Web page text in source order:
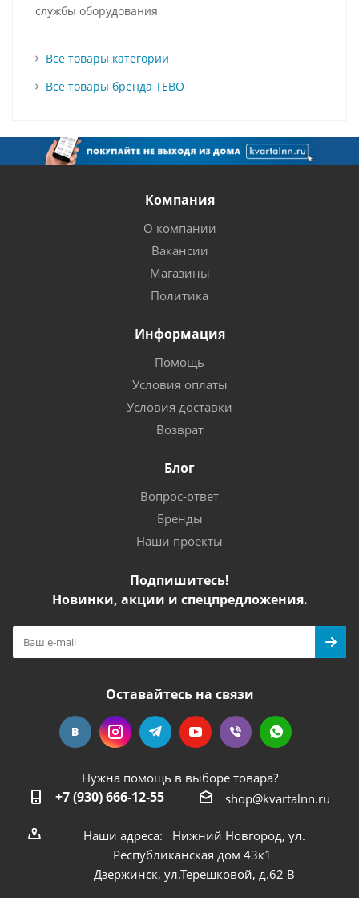
службы оборудования
Все товары категории
Все товары бренда TEBO
Компания
О компании
Вакансии
Магазины
Политика
Информация
Помощь
Условия оплаты
Условия доставки
Возврат
Блог
Вопрос-ответ
Бренды
Наши проекты
Подпишитесь!
Новинки, акции и спецпредложения.
Оставайтесь на связи
Нужна помощь в выборе товара?
+7 (930) 666-12-55 shop@kvartalnn.ru
Наши адреса: Нижний Новгород, ул.
Республиканская дом 43к1
Дзержинск, ул.Терешковой, д.62 В